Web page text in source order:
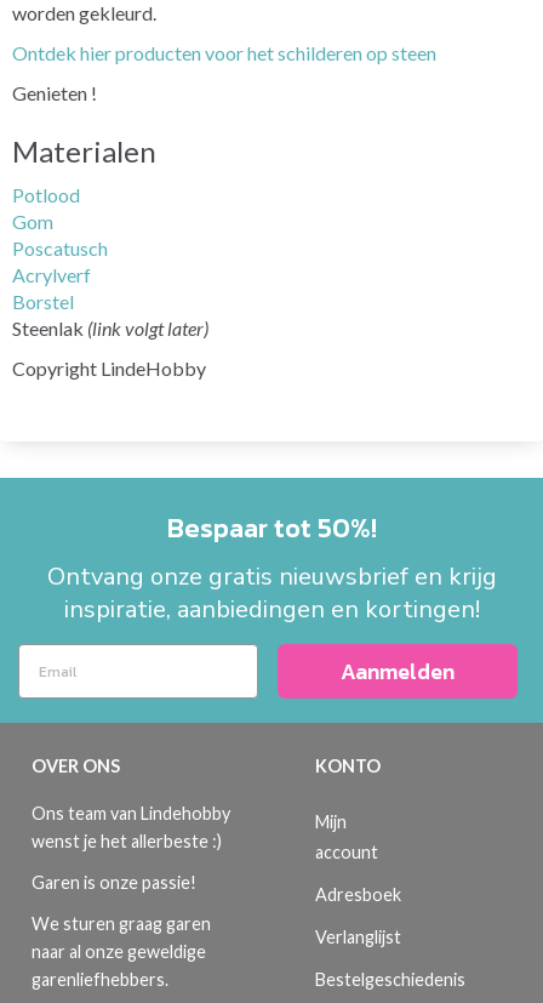
worden gekleurd.
Ontdek hier producten voor het schilderen op steen
Genieten !
Materialen
Potlood
Gom
Poscatusch
Acrylverf
Borstel
Steenlak (link volgt later)
Copyright LindeHobby
Bespaar tot 50%!
Ontvang onze gratis nieuwsbrief en krijg
inspiratie, aanbiedingen en kortingen!
Aanmelden
OVER ONS
Ons team van Lindehobby
wenst je het allerbeste :)
Garen is onze passie!
We sturen graag garen
naar al onze geweldige
garenliefhebbers.
KONTO
Mijn
account
Adresboek
Verlanglijst
Bestelgeschiedenis